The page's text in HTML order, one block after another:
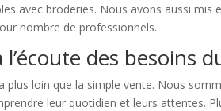
avec broderies. Nous avons aussi mis
nombre de professionnels.
des besoins
loin que la simple vente. Nous
leur quotidien et leurs attentes.